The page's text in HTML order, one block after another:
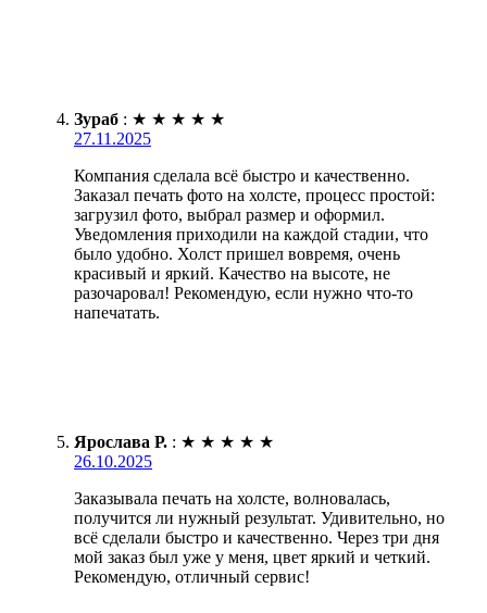
Зураб : ★ ★ ★ ★ ★
27.11.2025
Компания сделала всё быстро и качественно.
Заказал печать фото на холсте, процесс простой:
загрузил фото, выбрал размер и оформил.
Уведомления приходили на каждой стадии, что
было удобно. Холст пришел вовремя, очень
красивый и яркий. Качество на высоте, не
разочаровал! Рекомендую, если нужно что-то
напечатать.
Ярослава Р. : ★ ★ ★ ★ ★
26.10.2025
Заказывала печать на холсте, волновалась,
получится ли нужный результат. Удивительно, но
всё сделали быстро и качественно. Через три дня
мой заказ был уже у меня, цвет яркий и четкий.
Рекомендую, отличный сервис!